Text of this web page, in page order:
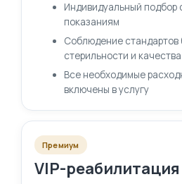
Индивидуальный подбор
показаниям
Соблюдение стандартов
стерильности и
Все необходимые
включены в услугу
Премиум
VIP-реабилитация